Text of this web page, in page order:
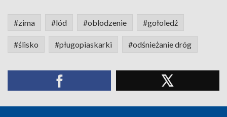
#zima #lód #oblodzenie #gołoledź
#ślisko #pługopiaskarki #odśnieżanie dróg